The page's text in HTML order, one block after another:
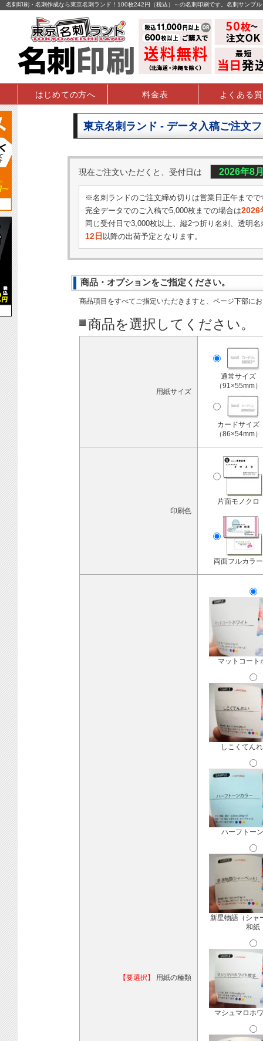
名刺印刷・名刺作成なら東京名刺ランド！100枚242円（税込）～の名刺印刷です。名刺サンプ
はじめての方へ 料金表 よくある
東京名刺ランド - データ入稿ご注文
現在ご注文いただくと、受付日は 2026年8
※名刺ランドのご注文締め切りは営業日正午までで
完全データでのご入稿で5,000枚までの場合は2026
同じ受付日で3,000枚以上、縦2つ折り名刺、透明名
12日 以降の出荷予定となります。
商品・オプションをご指定ください。
商品項目をすべてご指定いただきますと、ページ下部に
商品を選択してください。
用紙サイズ
通常サイズ
（91×55mm）
カードサイズ
（86×54mm）
印刷色
片面モノクロ
両面フルカラー
【要選択】 用紙の種類
マットコート
しこくてん
ハーフトー
新星物語（シャ
和紙
マシュマロホ